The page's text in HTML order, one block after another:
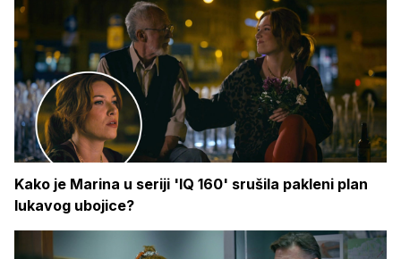
Kako je Marina u seriji 'IQ 160' srušila pakleni plan
lukavog ubojice?